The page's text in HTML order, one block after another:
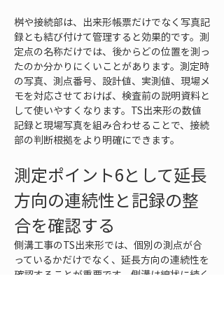
桝や接続部は、出来形帳票だけでなく写真記
録とも結び付けて管理すると効果的です。測
定点の名称だけでは、後からどの位置を測っ
たのか分かりにくいことがあります。測定時
の写真、測点番号、設計値、実測値、現場メ
モを対応させておけば、検査前の説明資料と
して使いやすくなります。TS出来形の数値
記録と現場写真を組み合わせることで、接続
部の判断根拠をより明確にできます。
測定ポイント6として延長
方向の連続性と記録の整
合を確認する
側溝工事のTS出来形では、個別の測点が合
っているかだけでなく、延長方向の連続性を
確認することが重要です。側溝は線状に続く